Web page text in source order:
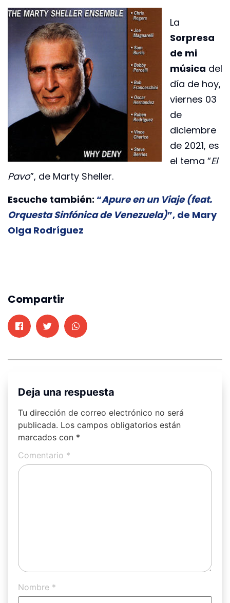
La
Sorpresa
de mi
música del
día de hoy,
viernes 03
de
diciembre
de 2021, es
el tema “El
Pavo”, de Marty Sheller.
Escuche también: “Apure en un Viaje (feat.
Orquesta Sinfónica de Venezuela)”, de Mary
Olga Rodríguez
Compartir
Deja una respuesta
Tu dirección de correo electrónico no será
publicada. Los campos obligatorios están
marcados con *
Comentario *
Nombre *